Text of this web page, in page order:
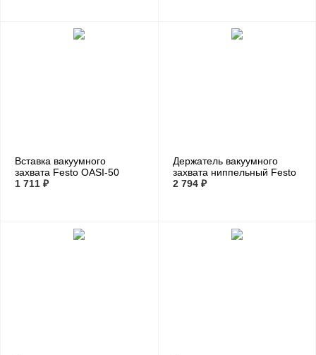
Вставка вакуумного
захвата Festo OASI-50
(комплект 5 шт)
1 711 ₽
Держатель вакуумного
захвата ниппельный Festo
ESH-HA-2-PK
2 794 ₽